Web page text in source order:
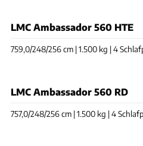
LMC Ambassador 560 HTE
759,0/248/256 cm | 1.500 kg | 4
LMC Ambassador 560 RD
757,0/248/256 cm | 1.500 kg | 4